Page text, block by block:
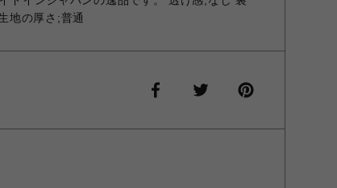
地の厚さ;普通